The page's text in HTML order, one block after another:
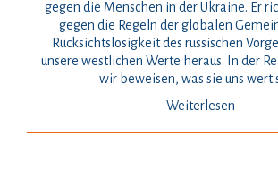
gegen die Menschen in der Ukraine. Er
gegen die Regeln der globalen
Rücksichtslosigkeit des russischen
unsere westlichen Werte heraus. In der
wir beweisen, was sie uns wert
Weiterlesen